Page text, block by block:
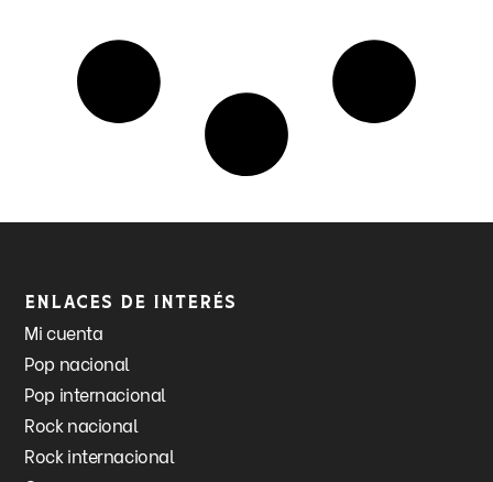
Enlaces de interés
Mi cuenta
Pop nacional
Pop internacional
Rock nacional
Rock internacional